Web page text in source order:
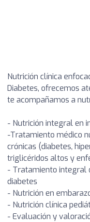
Nutrición clínica
Diabetes, ofrecemos
te acompañamos a
- Nutrición integral en
-Tratamiento médico
crónicas (diabetes,
triglicéridos altos y
- Tratamiento integral
diabetes
- Nutrición en
- Nutrición clínica
- Evaluación y